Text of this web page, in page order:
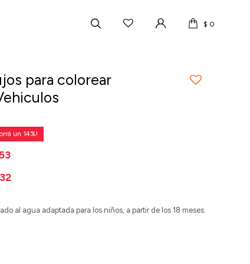
$ 0
para colorear
14
al agua adaptada para los niños, a partir de los 18 meses.